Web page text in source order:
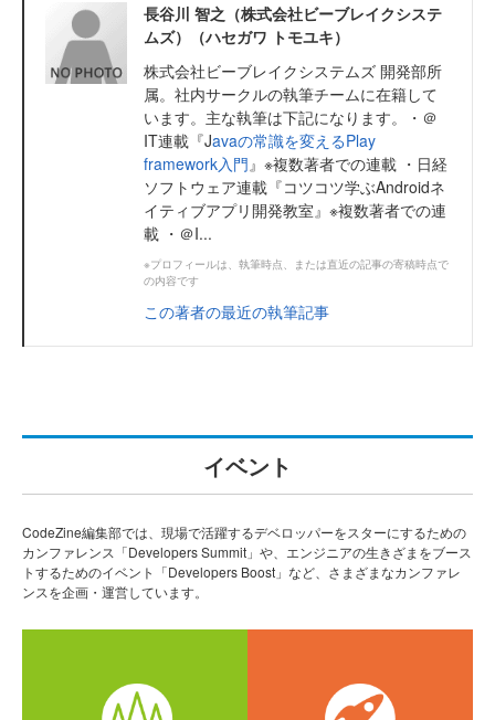
長谷川 智之（株式会社ビーブレイクシステ
ムズ）（ハセガワ トモユキ）
株式会社ビーブレイクシステムズ 開発部所
属。社内サークルの執筆チームに在籍して
います。主な執筆は下記になります。・＠
IT連載『Javaの常識を変えるPlay
framework入門』※複数著者での連載 ・日経
ソフトウェア連載『コツコツ学ぶAndroidネ
イティブアプリ開発教室』※複数著者での連
載 ・＠I...
※プロフィールは、執筆時点、または直近の記事の寄稿時点で
の内容です
この著者の最近の執筆記事
イベント
CodeZine編集部では、現場で活躍するデベロッパーをスターにするための
カンファレンス「Developers Summit」や、エンジニアの生きざまをブース
トするためのイベント「Developers Boost」など、さまざまなカンファレ
ンスを企画・運営しています。